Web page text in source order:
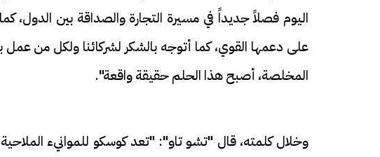
اليوم فصلاً جديداً في مسيرة التجارة والصداقة بين
على دعمها القوي، كما أتوجه بالشكر لشركائنا ولكل من
المخلصة، أصبح هذا الحلم حقيقة واقعة".